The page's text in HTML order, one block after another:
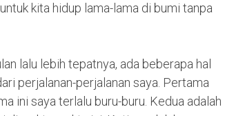
kita hidup lama-lama di bumi tanpa
lalu lebih tepatnya, ada beberapa hal
perjalanan-perjalanan saya. Pertama
ini saya terlalu buru-buru. Kedua adalah